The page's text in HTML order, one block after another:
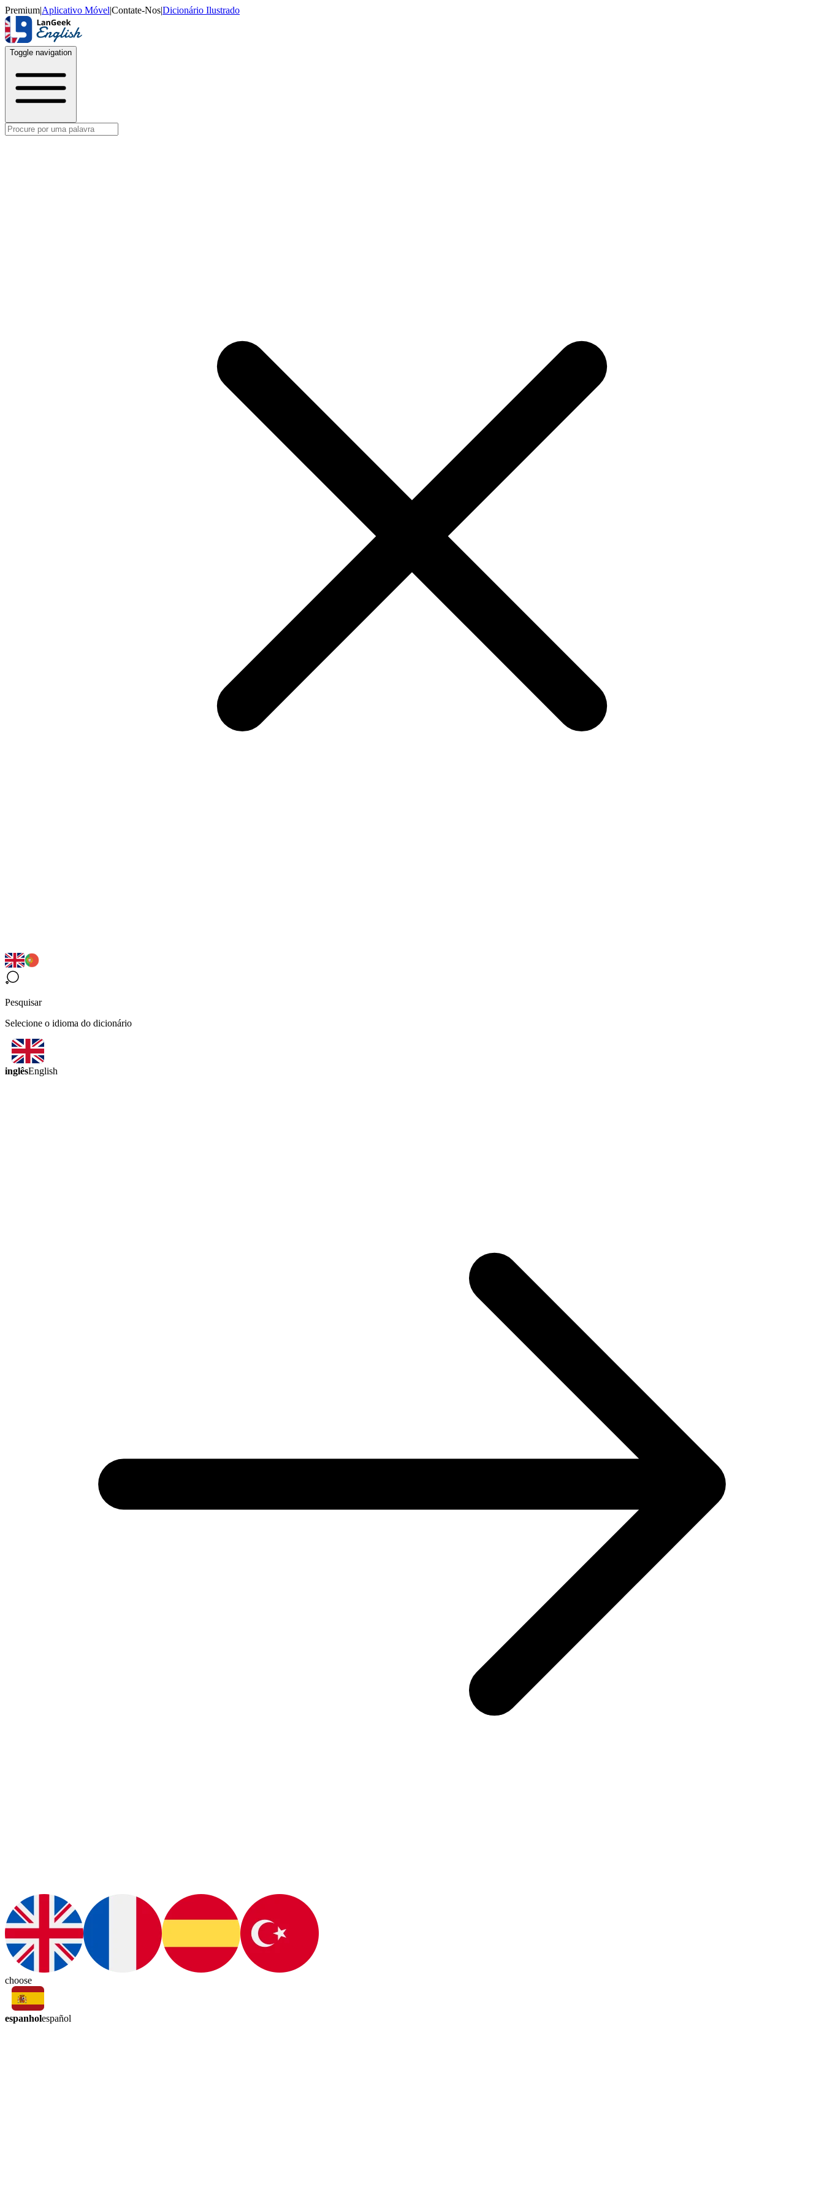
Premium|Aplicativo Móvel|Contate-Nos|Dicionário Ilustrado
Toggle navigation
Pesquisar
Selecione o idioma do dicionário
inglêsEnglish
choose
espanholespañol